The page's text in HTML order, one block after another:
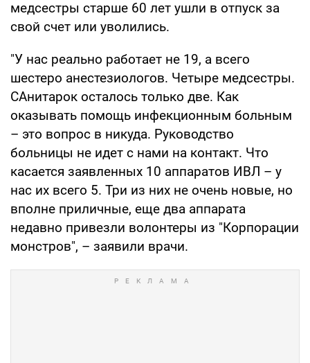
медсестры старше 60 лет ушли в отпуск за
свой счет или уволились.
"У нас реально работает не 19, а всего
шестеро анестезиологов. Четыре медсестры.
САнитарок осталось только две. Как
оказывать помощь инфекционным больным
– это вопрос в никуда. Руководство
больницы не идет с нами на контакт. Что
касается заявленных 10 аппаратов ИВЛ – у
нас их всего 5. Три из них не очень новые, но
вполне приличные, еще два аппарата
недавно привезли волонтеры из "Корпорации
монстров", – заявили врачи.